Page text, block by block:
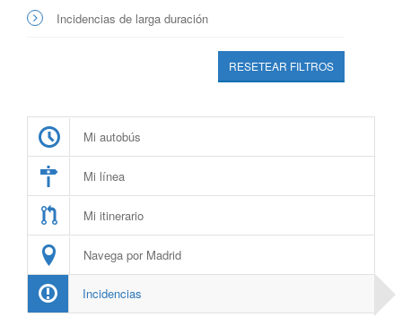
Incidencias de larga duración
RESETEAR FILTROS
Mi autobús
Mi línea
Mi itinerario
Navega por Madrid
Incidencias